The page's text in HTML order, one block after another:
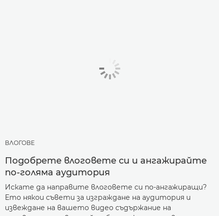
ВЛОГОВЕ
Подобрете влоговете си и ангажирайте
по-голяма аудитория
Искате да направите влоговете си по-ангажиращи?
Ето някои съвети за изграждане на аудитория и
извеждане на вашето видео съдържание на